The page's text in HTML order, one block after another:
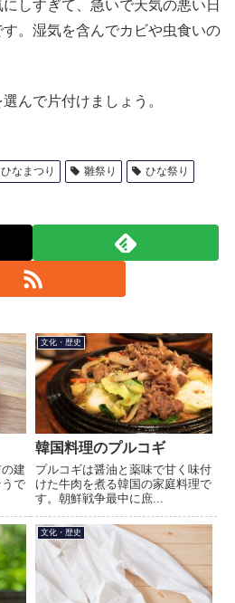
しすぎて、急いで天気の悪い日
。湿気を含んでカビや虫食いの
んで片付けましょう。
ひなまつり 雛祭り
ひな祭り
建
で
文化・歴史
韓国料理のプルコギ
プルコギは醤油と薬味で甘く味付
けた牛肉を煮る韓国の家庭料理で
す。朝鮮戦争最中に庶...
文化・歴史